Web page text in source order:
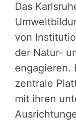
Das
von
der Natur-
engagieren.
zentrale
mit ihren